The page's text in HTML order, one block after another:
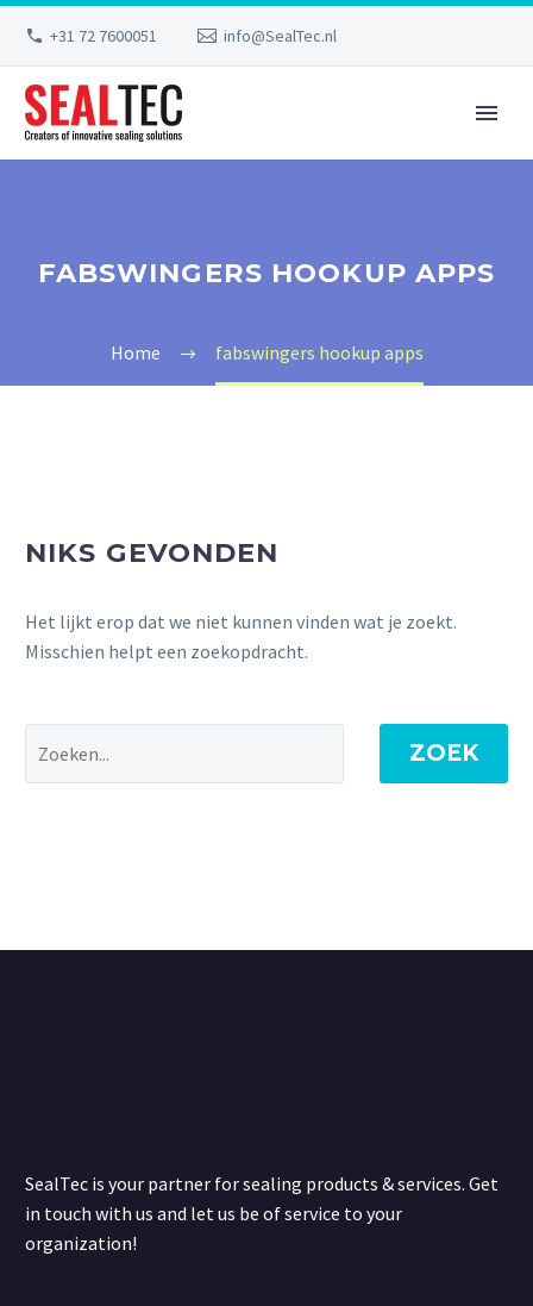
+31 72 7600051 info@SealTec.nl
FABSWINGERS HOOKUP APPS
Home fabswingers hookup apps
NIKS GEVONDEN
Het lijkt erop dat we niet kunnen vinden wat je zoekt.
Misschien helpt een zoekopdracht.
ZOEK
SealTec is your partner for sealing products & services. Get
in touch with us and let us be of service to your
organization!